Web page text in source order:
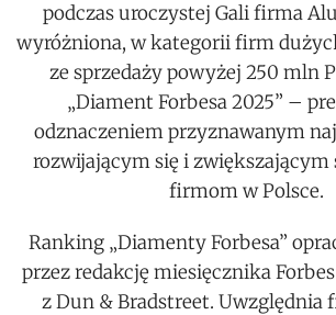
podczas uroczystej Gali firma
wyróżniona, w kategorii firm
ze sprzedaży powyżej 250 mln
„Diament Forbesa 2025” –
odznaczeniem przyznawanym
rozwijającym się i zwiększającym
firmom w Polsce.
Ranking „Diamenty Forbesa”
przez redakcję miesięcznika
z Dun & Bradstreet. Uwzględnia